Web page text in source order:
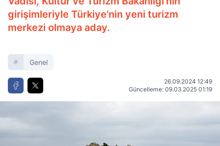
girişimleriyle Türkiye'nin yeni turizm
merkezi olmaya aday.
Genel
26.09.2024 12:49
Güncelleme: 09.03.2025 01:19